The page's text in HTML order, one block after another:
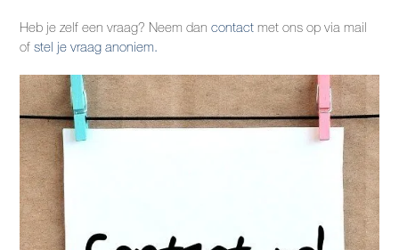
Heb je zelf een vraag? Neem dancontact met ons op via mail
ofstel je vraag anoniem.